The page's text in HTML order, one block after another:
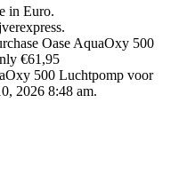
in Euro.
Oase AquaOxy 500
€61,95
500 Luchtpomp voor
2026 8:48 am.